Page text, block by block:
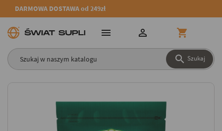
DARMOWA DOSTAWA od 249zł
 Szukaj
  